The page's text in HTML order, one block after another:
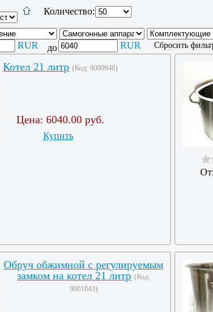
Количество:
RUR до RUR Сбросить
Котел 21 литр (Код: 9000948)
Цена: 6040.00 руб.
Купить
Обруч обжимной с регулируемым
замком на котел 21 литр (Код:
9001043)